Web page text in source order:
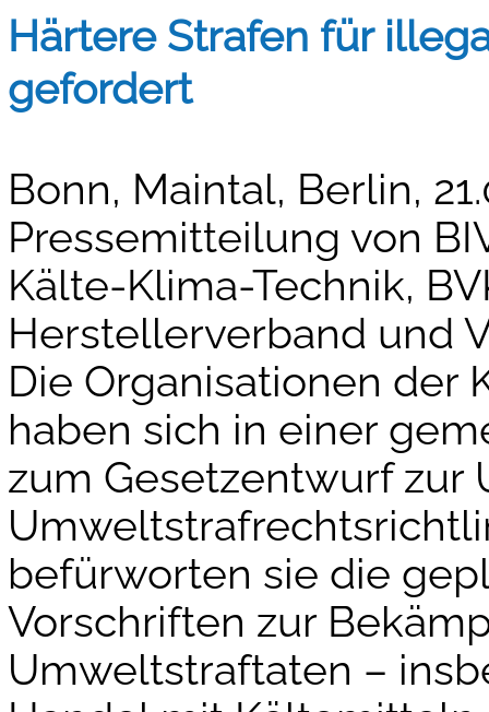
Härtere Strafen für
gefordert
Bonn, Maintal, Berlin,
Pressemitteilung von
Kälte-Klima-Technik,
Herstellerverband und
Die Organisationen der
haben sich in einer
zum Gesetzentwurf zur
befürworten sie die
Vorschriften zur
Umweltstraftaten –